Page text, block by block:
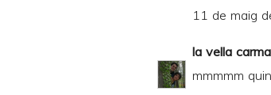
11 de maig
la vella
mmmmm